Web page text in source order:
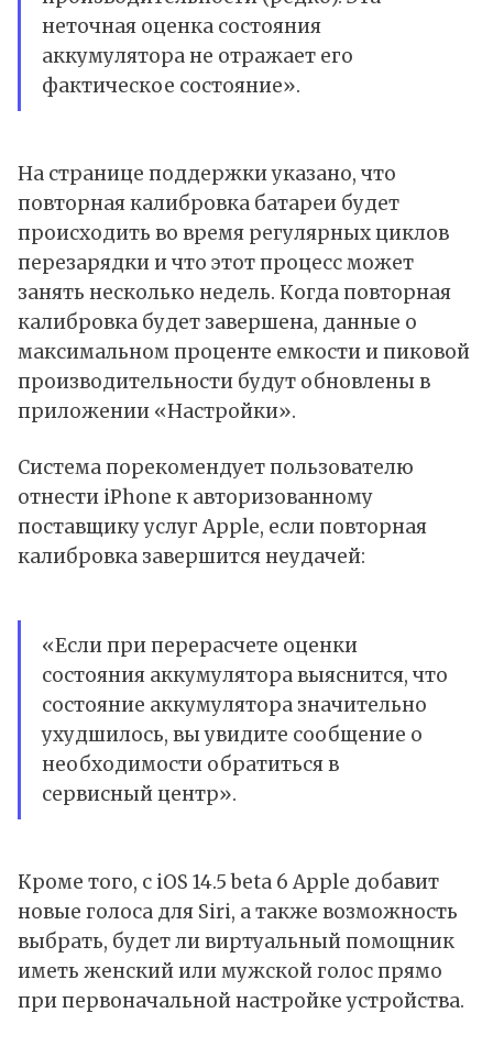
неточная оценка состояния
аккумулятора не отражает его
фактическое состояние».
На странице поддержки указано, что
повторная калибровка батареи будет
происходить во время регулярных циклов
перезарядки и что этот процесс может
занять несколько недель. Когда повторная
калибровка будет завершена, данные о
максимальном проценте емкости и пиковой
производительности будут обновлены в
приложении «Настройки».
Система порекомендует пользователю
отнести iPhone к авторизованному
поставщику услуг Apple, если повторная
калибровка завершится неудачей:
«Если при перерасчете оценки
состояния аккумулятора выяснится, что
состояние аккумулятора значительно
ухудшилось, вы увидите сообщение о
необходимости обратиться в
сервисный центр».
Кроме того, с iOS 14.5 beta 6 Apple добавит
новые голоса для Siri, а также возможность
выбрать, будет ли виртуальный помощник
иметь женский или мужской голос прямо
при первоначальной настройке устройства.